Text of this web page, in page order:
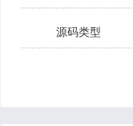
源码类型